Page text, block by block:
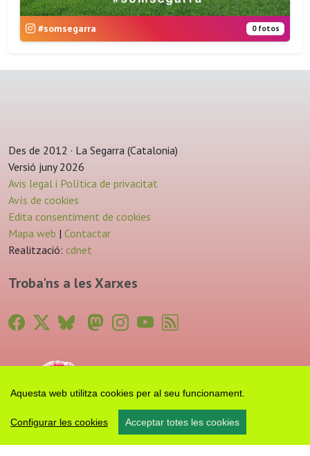
Aquesta web utilitza cookies per al seu funcionament.
Configurar les cookies Acceptar totes les cookies
#somsegarra 0 fotos
Des de 2012 · La Segarra (Catalonia)
Versió juny 2026
Avis legal i Política de privacitat
Avís de cookies
Edita consentiment de cookies
Mapa web | Contactar
Realització: cdnet
Troba'ns a les Xarxes